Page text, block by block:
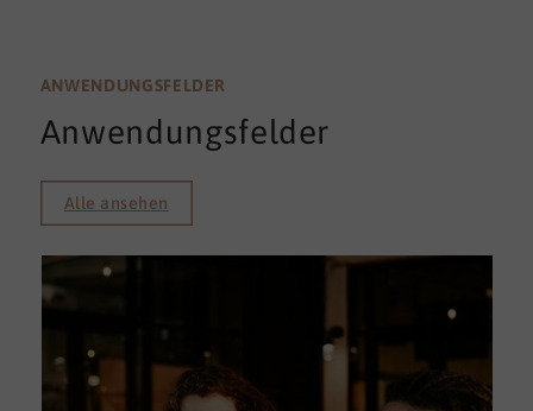
ANWENDUNGSFELDER
Anwendungsfelder
Alle ansehen